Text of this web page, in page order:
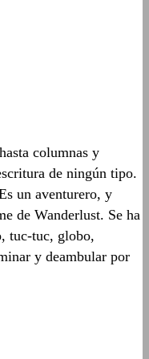
columnas y
de ningún tipo.
un aventurero, y
de Wanderlust. Se ha
tuc-tuc, globo,
y deambular por